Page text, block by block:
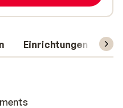
Einrichtungen